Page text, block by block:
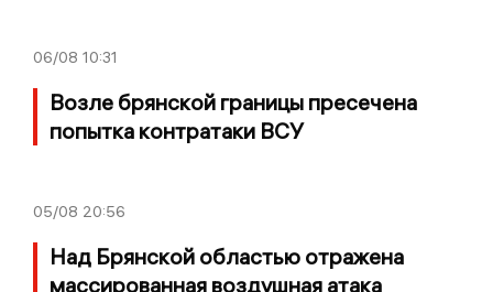
06/08 10:31
Возле брянской границы пресечена
попытка контратаки ВСУ
05/08 20:56
Над Брянской областью отражена
массированная воздушная атака